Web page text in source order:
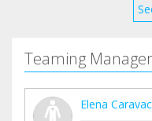
Teaming
Elena